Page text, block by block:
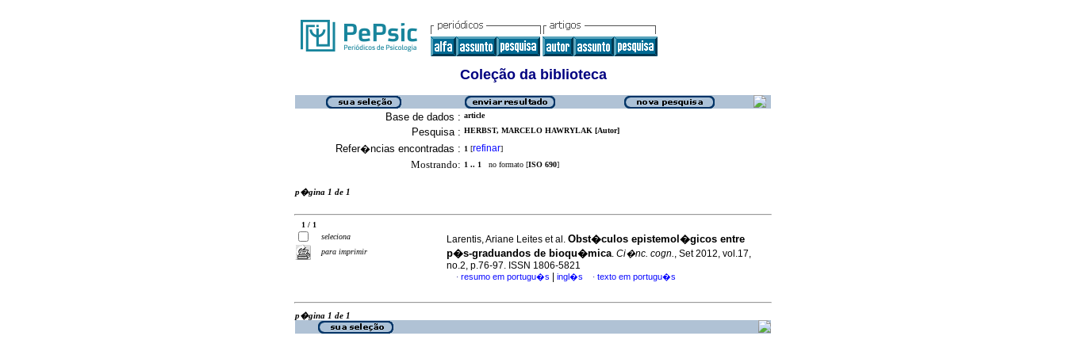
Coleção da biblioteca
Base de dados : article
Pesquisa : HERBST, MARCELO HAWRYLAK [Autor]
Refer�ncias encontradas : 1 [refinar]
Mostrando: 1 .. 1 no formato [ISO 690]
p�gina 1 de 1
1 / 1
seleciona
para imprimir
Larentis, Ariane Leites et al. Obst�culos epistemol�gicos entre
p�s-graduandos de bioqu�mica. Ci�nc. cogn., Set 2012, vol.17,
no.2, p.76-97. ISSN 1806-5821
· resumo em portugu�s ingl�s · texto em portugu�s
p�gina 1 de 1